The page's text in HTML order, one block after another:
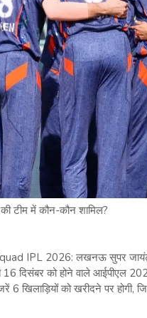
टीम में कौन-कौन शामिल?
IPL 2026: लखनऊ सुपर
दिसंबर को होने वाले आईपीएल
6 खिलाड़ियों को खरीदने पर होगी,